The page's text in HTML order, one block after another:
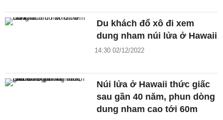
Du khách đổ xô đi xem
dung nham núi lửa ở Hawaii
14:30 02/12/2022
Núi lửa ở Hawaii thức giấc
sau gần 40 năm, phun dòng
dung nham cao tới 60m